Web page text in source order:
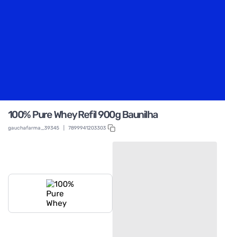
100% Pure Whey Refil 900g Baunilha
gauchafarma_39345 7899941203303